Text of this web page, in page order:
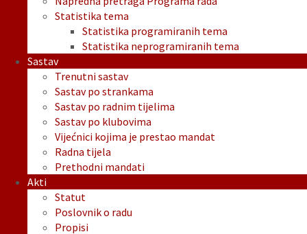
Statistika tema
Statistika programiranih tema
Statistika neprogramiranih tema
Sastav
Trenutni sastav
Sastav po strankama
Sastav po radnim tijelima
Sastav po klubovima
Vijećnici kojima je prestao mandat
Radna tijela
Prethodni mandati
Akti
Statut
Poslovnik o radu
Propisi